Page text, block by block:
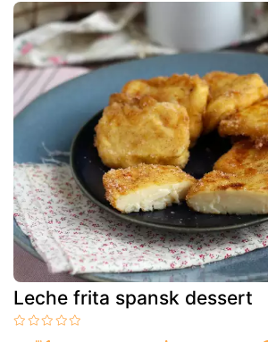
Leche frita spansk dessert